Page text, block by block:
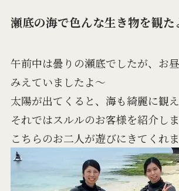
瀬底の海で色んな生き物を観た
午前中は曇りの瀬底でしたが、お
みえていましたよ～
太陽が出てくると、海も綺麗に観
それではスルルのお客様を紹介しま
こちらのお二人が遊びにきてくれ